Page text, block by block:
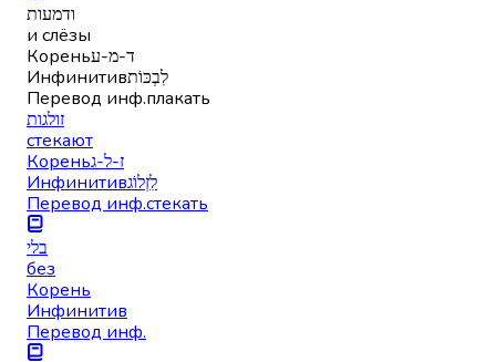
ודמעות
и слёзы
Кореньד-מ-ע
Инфинитивלִבְכּוֹת
Перевод инф.плакать
זולגות
стекают
Кореньז-ל-ג
Инфинитивלִזְלוֹג
Перевод инф.стекать
בלי
без
Корень
Инфинитив
Перевод инф.